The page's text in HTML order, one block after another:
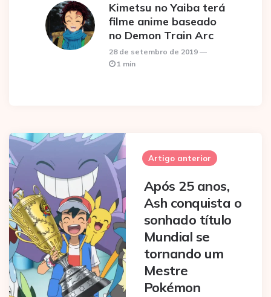
Kimetsu no Yaiba terá
filme anime baseado
no Demon Train Arc
28 de setembro de 2019
1 min
Post
navigation
Artigo anterior
Após 25 anos,
Ash conquista o
sonhado título
Mundial se
tornando um
Mestre
Pokémon